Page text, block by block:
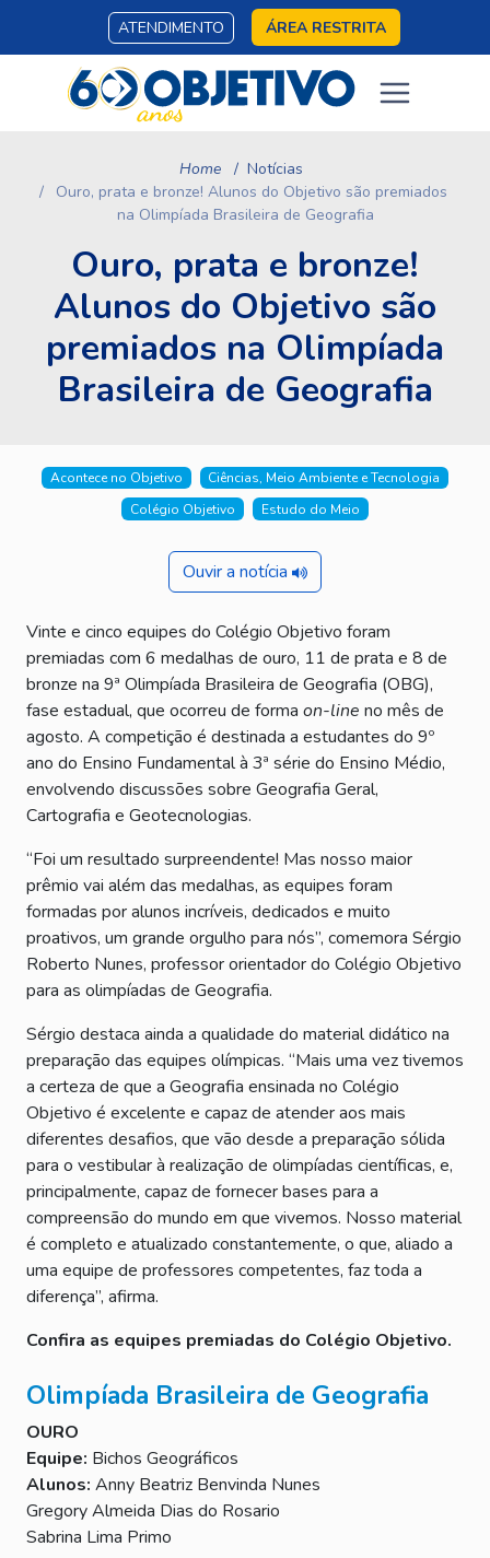
ATENDIMENTO ÁREA RESTRITA
Home
Notícias
Ouro, prata e bronze! Alunos do Objetivo são premiados
na Olimpíada Brasileira de Geografia
Ouro, prata e bronze!
Alunos do Objetivo são
premiados na Olimpíada
Brasileira de Geografia
Acontece no Objetivo
Ciências, Meio Ambiente e Tecnologia
Colégio Objetivo
Estudo do Meio
Ouvir a notícia
Vinte e cinco equipes do Colégio Objetivo foram
premiadas com 6 medalhas de ouro, 11 de prata e 8 de
bronze na 9ª Olimpíada Brasileira de Geografia (OBG),
fase estadual, que ocorreu de forma on-line no mês de
agosto. A competição é destinada a estudantes do 9º
ano do Ensino Fundamental à 3ª série do Ensino Médio,
envolvendo discussões sobre Geografia Geral,
Cartografia e Geotecnologias.
“Foi um resultado surpreendente! Mas nosso maior
prêmio vai além das medalhas, as equipes foram
formadas por alunos incríveis, dedicados e muito
proativos, um grande orgulho para nós”, comemora Sérgio
Roberto Nunes, professor orientador do Colégio Objetivo
para as olimpíadas de Geografia.
Sérgio destaca ainda a qualidade do material didático na
preparação das equipes olímpicas. “Mais uma vez tivemos
a certeza de que a Geografia ensinada no Colégio
Objetivo é excelente e capaz de atender aos mais
diferentes desafios, que vão desde a preparação sólida
para o vestibular à realização de olimpíadas científicas, e,
principalmente, capaz de fornecer bases para a
compreensão do mundo em que vivemos. Nosso material
é completo e atualizado constantemente, o que, aliado a
uma equipe de professores competentes, faz toda a
diferença”, afirma.
Confira as equipes premiadas do Colégio Objetivo.
Olimpíada Brasileira de Geografia
OURO
Equipe: Bichos Geográficos
Alunos: Anny Beatriz Benvinda Nunes
Gregory Almeida Dias do Rosario
Sabrina Lima Primo